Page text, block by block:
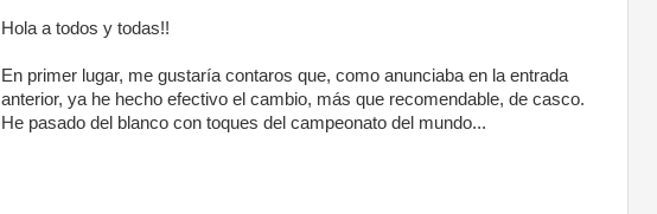
Hola a todos y todas!!
En primer lugar, me gustaría contaros que, como anunciaba en la entrada
anterior, ya he hecho efectivo el cambio, más que recomendable, de casco.
He pasado del blanco con toques del campeonato del mundo...